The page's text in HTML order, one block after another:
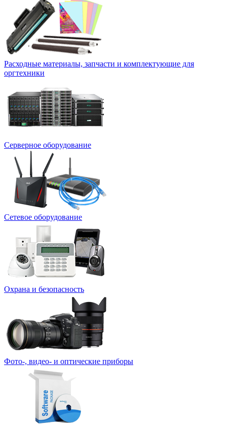
Расходные материалы, запчасти и комплектующие для
оргтехники
Серверное оборудование
Сетевое оборудование
Охрана и безопасность
Фото-, видео- и оптические приборы